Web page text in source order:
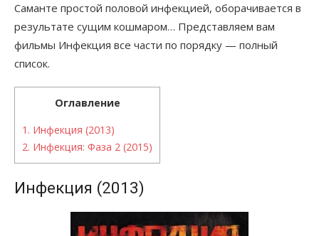
Саманте простой половой инфекцией, оборачивается в
результате сущим кошмаром… Представляем вам
фильмы Инфекция все части по порядку — полный
список.
Оглавление
1. Инфекция (2013)
2. Инфекция: Фаза 2 (2015)
Инфекция (2013)